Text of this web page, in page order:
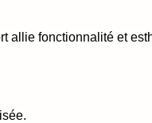
allie fonctionnalité et